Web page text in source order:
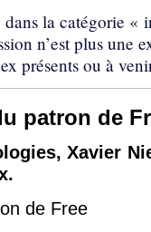
la catégorie
n’est plus
présents ou à
patron de
Xavier
de Free